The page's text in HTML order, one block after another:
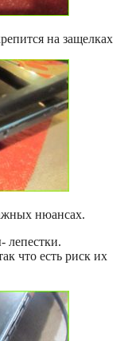
на защелках
нюансах.
лепестки.
что есть риск их